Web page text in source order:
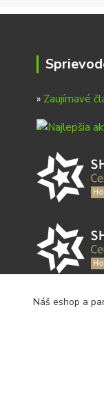
» Zaujímavé
Náš eshop a